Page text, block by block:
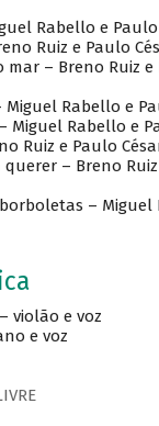
Rabello e
Ruiz e Paulo
mar – Breno Ruiz e
Miguel Rabello e
Miguel Rabello e
Ruiz e Paulo
querer – Breno
– Miguel
violão e voz
e voz